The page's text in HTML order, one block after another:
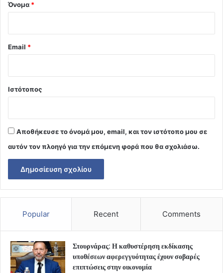
Όνομα *
Email *
Ιστότοπος
Αποθήκευσε το όνομά μου, email, και τον ιστότοπο μου σε
αυτόν τον πλοηγό για την επόμενη φορά που θα σχολιάσω.
Popular Recent Comments
Στουρνάρας: Η καθυστέρηση εκδίκασης
υποθέσεων αφερεγγυότητας έχουν σοβαρές
επιπτώσεις στην οικονομία